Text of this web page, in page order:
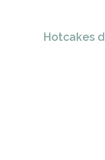
Hotcakes